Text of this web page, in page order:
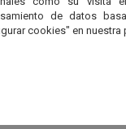
De forma general,
microparticulas de
radicales libres,
haber sido el caso
razonable suponer
de datos
cookies" en